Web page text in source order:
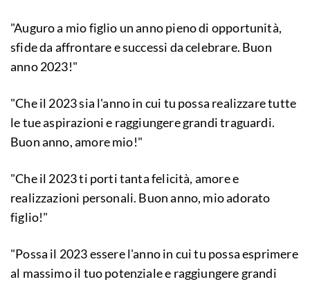
"Auguro a mio figlio un anno pieno di opportunità,
sfide da affrontare e successi da celebrare. Buon
anno 2023!"
"Che il 2023 sia l'anno in cui tu possa realizzare tutte
le tue aspirazioni e raggiungere grandi traguardi.
Buon anno, amore mio!"
"Che il 2023 ti porti tanta felicità, amore e
realizzazioni personali. Buon anno, mio adorato
figlio!"
"Possa il 2023 essere l'anno in cui tu possa esprimere
al massimo il tuo potenziale e raggiungere grandi